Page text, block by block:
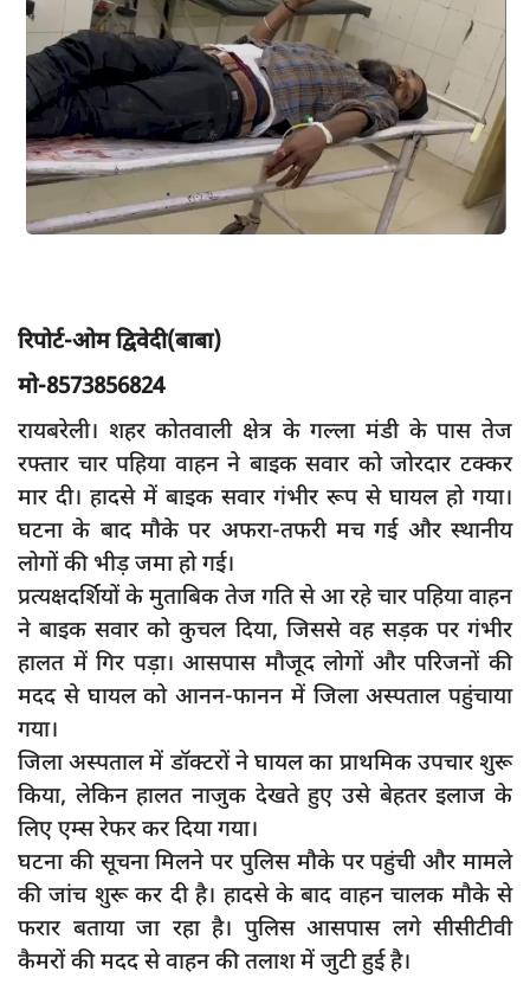
App verify
समस्या
Covid-19
अपराध
साक्षात्कार
सामाजिक
latest
प्रशासनिक
दुर्घटना
editors-pick
other
Login
English
रिपोर्ट-ओम द्विवेदी(बाबा)
मो-8573856824
रायबरेली। शहर कोतवाली क्षेत्र के गल्ला मंडी के पास तेज
रफ्तार चार पहिया वाहन ने बाइक सवार को जोरदार टक्कर
मार दी। हादसे में बाइक सवार गंभीर रूप से घायल हो गया।
घटना के बाद मौके पर अफरा-तफरी मच गई और स्थानीय
लोगों की भीड़ जमा हो गई।
प्रत्यक्षदर्शियों के मुताबिक तेज गति से आ रहे चार पहिया वाहन
ने बाइक सवार को कुचल दिया, जिससे वह सड़क पर गंभीर
हालत में गिर पड़ा। आसपास मौजूद लोगों और परिजनों की
मदद से घायल को आनन-फानन में जिला अस्पताल पहुंचाया
गया।
जिला अस्पताल में डॉक्टरों ने घायल का प्राथमिक उपचार शुरू
किया, लेकिन हालत नाजुक देखते हुए उसे बेहतर इलाज के
लिए एम्स रेफर कर दिया गया।
घटना की सूचना मिलने पर पुलिस मौके पर पहुंची और मामले
की जांच शुरू कर दी है। हादसे के बाद वाहन चालक मौके से
फरार बताया जा रहा है। पुलिस आसपास लगे सीसीटीवी
कैमरों की मदद से वाहन की तलाश में जुटी हुई है।